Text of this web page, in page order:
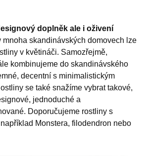
doplněk ale i oživení
mnoha skandinávských domovech lze
v květináči. Samozřejmě,
kombinujeme do skandinávského
decentní s minimalistickým
se také snažíme vybrat takové,
jednoduché a
Doporučujeme rostliny s
Monstera, filodendron nebo